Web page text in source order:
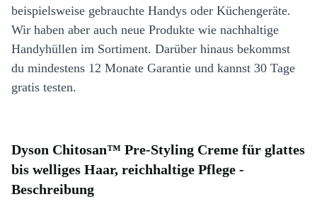
beispielsweise gebrauchte Handys oder Küchengeräte.
Wir haben aber auch neue Produkte wie nachhaltige
Handyhüllen im Sortiment. Darüber hinaus bekommst
du mindestens 12 Monate Garantie und kannst 30 Tage
gratis testen.
Dyson Chitosan™ Pre-Styling Creme für glattes
bis welliges Haar, reichhaltige Pflege -
Beschreibung